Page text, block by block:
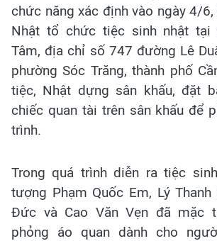
chức năng xác định vào ngày 4/
Nhật tổ chức tiệc sinh nhật tại
Tâm, địa chỉ số 747 đường Lê
phường Sóc Trăng, thành phố
tiệc, Nhật dựng sân khấu, đặt
chiếc quan tài trên sân khấu để
trình.
Trong quá trình diễn ra tiệc
tượng Phạm Quốc Em, Lý
Đức và Cao Văn Vẹn đã mặc
phỏng áo quan dành cho